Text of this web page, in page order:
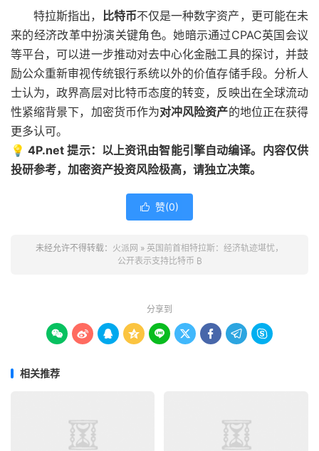
特拉斯指出， 比特币不仅是一种数字资产，更可能在未
来的经济改革中扮演关键角色。她暗示通过CPAC英国会议
等平台，可以进一步推动对去中心化金融工具的探讨，并鼓
励公众重新审视传统银行系统以外的价值存储手段。分析人
士认为，政界高层对比特币态度的转变，反映出在全球流动
性紧缩背景下，加密货币作为对冲风险资产的地位正在获得
更多认可。
💡 4P.net 提示：以上资讯由智能引擎自动编译。内容仅供
投研参考，加密资产投资风险极高，请独立决策。
 赞(0)
未经允许不得转载： 火派网 » 英国前首相特拉斯：经济轨迹堪忧，
公开表示支持比特币 ₿
分享到
        
相关推荐